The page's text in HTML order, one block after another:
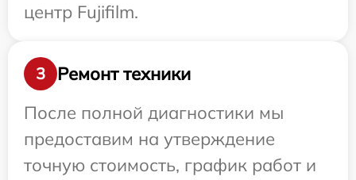
центр Fujifilm.
3
Ремонт техники
После полной диагностики мы
предоставим на утверждение
точную стоимость, график работ и